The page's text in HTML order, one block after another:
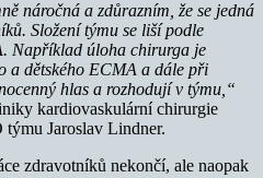
náročná a zdůrazním, že se jedná
Složení týmu se liší podle
Například úloha chirurga je
a dětského ECMA a dále při
hlas a rozhodují v týmu,“
kardiovaskulární chirurgie
Jaroslav Lindner.
zdravotníků nekončí, ale naopak